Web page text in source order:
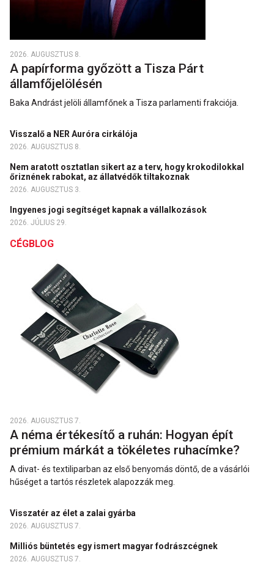
2026. AUGUSZTUS 8.
A papírforma győzött a Tisza Párt
államfőjelölésén
Baka Andrást jelöli államfőnek a Tisza parlamenti frakciója.
Visszalő a NER Auróra cirkálója
2026. AUGUSZTUS 8.
Nem aratott osztatlan sikert az a terv, hogy krokodilokkal
őriznének rabokat, az állatvédők tiltakoznak
2026. AUGUSZTUS 3.
Ingyenes jogi segítséget kapnak a vállalkozások
2026. JÚLIUS 29.
CÉGBLOG
2026. AUGUSZTUS 7.
A néma értékesítő a ruhán: Hogyan épít
prémium márkát a tökéletes ruhacímke?
A divat- és textiliparban az első benyomás döntő, de a vásárlói
hűséget a tartós részletek alapozzák meg.
Visszatér az élet a zalai gyárba
2026. AUGUSZTUS 7.
Milliós büntetés egy ismert magyar fodrászcégnek
2026. AUGUSZTUS 7.